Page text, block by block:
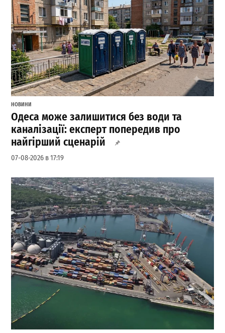
НОВИНИ
Одеса може залишитися без води та
каналізації: експерт попередив про
найгірший сценарій
07-08-2026 в 17:19